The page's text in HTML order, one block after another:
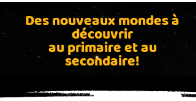
Des nouveaux mondes à
découvrir
au primaire et au
secondaire!